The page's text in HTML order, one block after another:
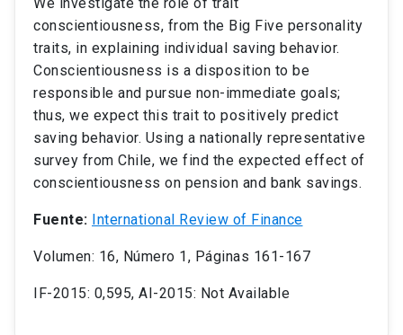
conscientiousness, from the Big Five personality
traits, in explaining individual saving behavior.
Conscientiousness is a disposition to be
responsible and pursue non-immediate goals;
thus, we expect this trait to positively predict
saving behavior. Using a nationally representative
survey from Chile, we find the expected effect of
conscientiousness on pension and bank savings.
Fuente: International Review of Finance
Volumen: 16, Número 1, Páginas 161-167
IF-2015: 0,595, AI-2015: Not Available